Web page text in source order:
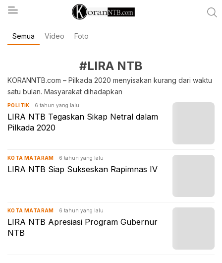
koranntb.com
Semua Video Foto
#LIRA NTB
KORANNTB.com – Pilkada 2020 menyisakan kurang dari waktu
satu bulan. Masyarakat dihadapkan
POLITIK 6 tahun yang lalu
LIRA NTB Tegaskan Sikap Netral dalam
Pilkada 2020
KOTA MATARAM 6 tahun yang lalu
LIRA NTB Siap Sukseskan Rapimnas IV
KOTA MATARAM 6 tahun yang lalu
LIRA NTB Apresiasi Program Gubernur
NTB